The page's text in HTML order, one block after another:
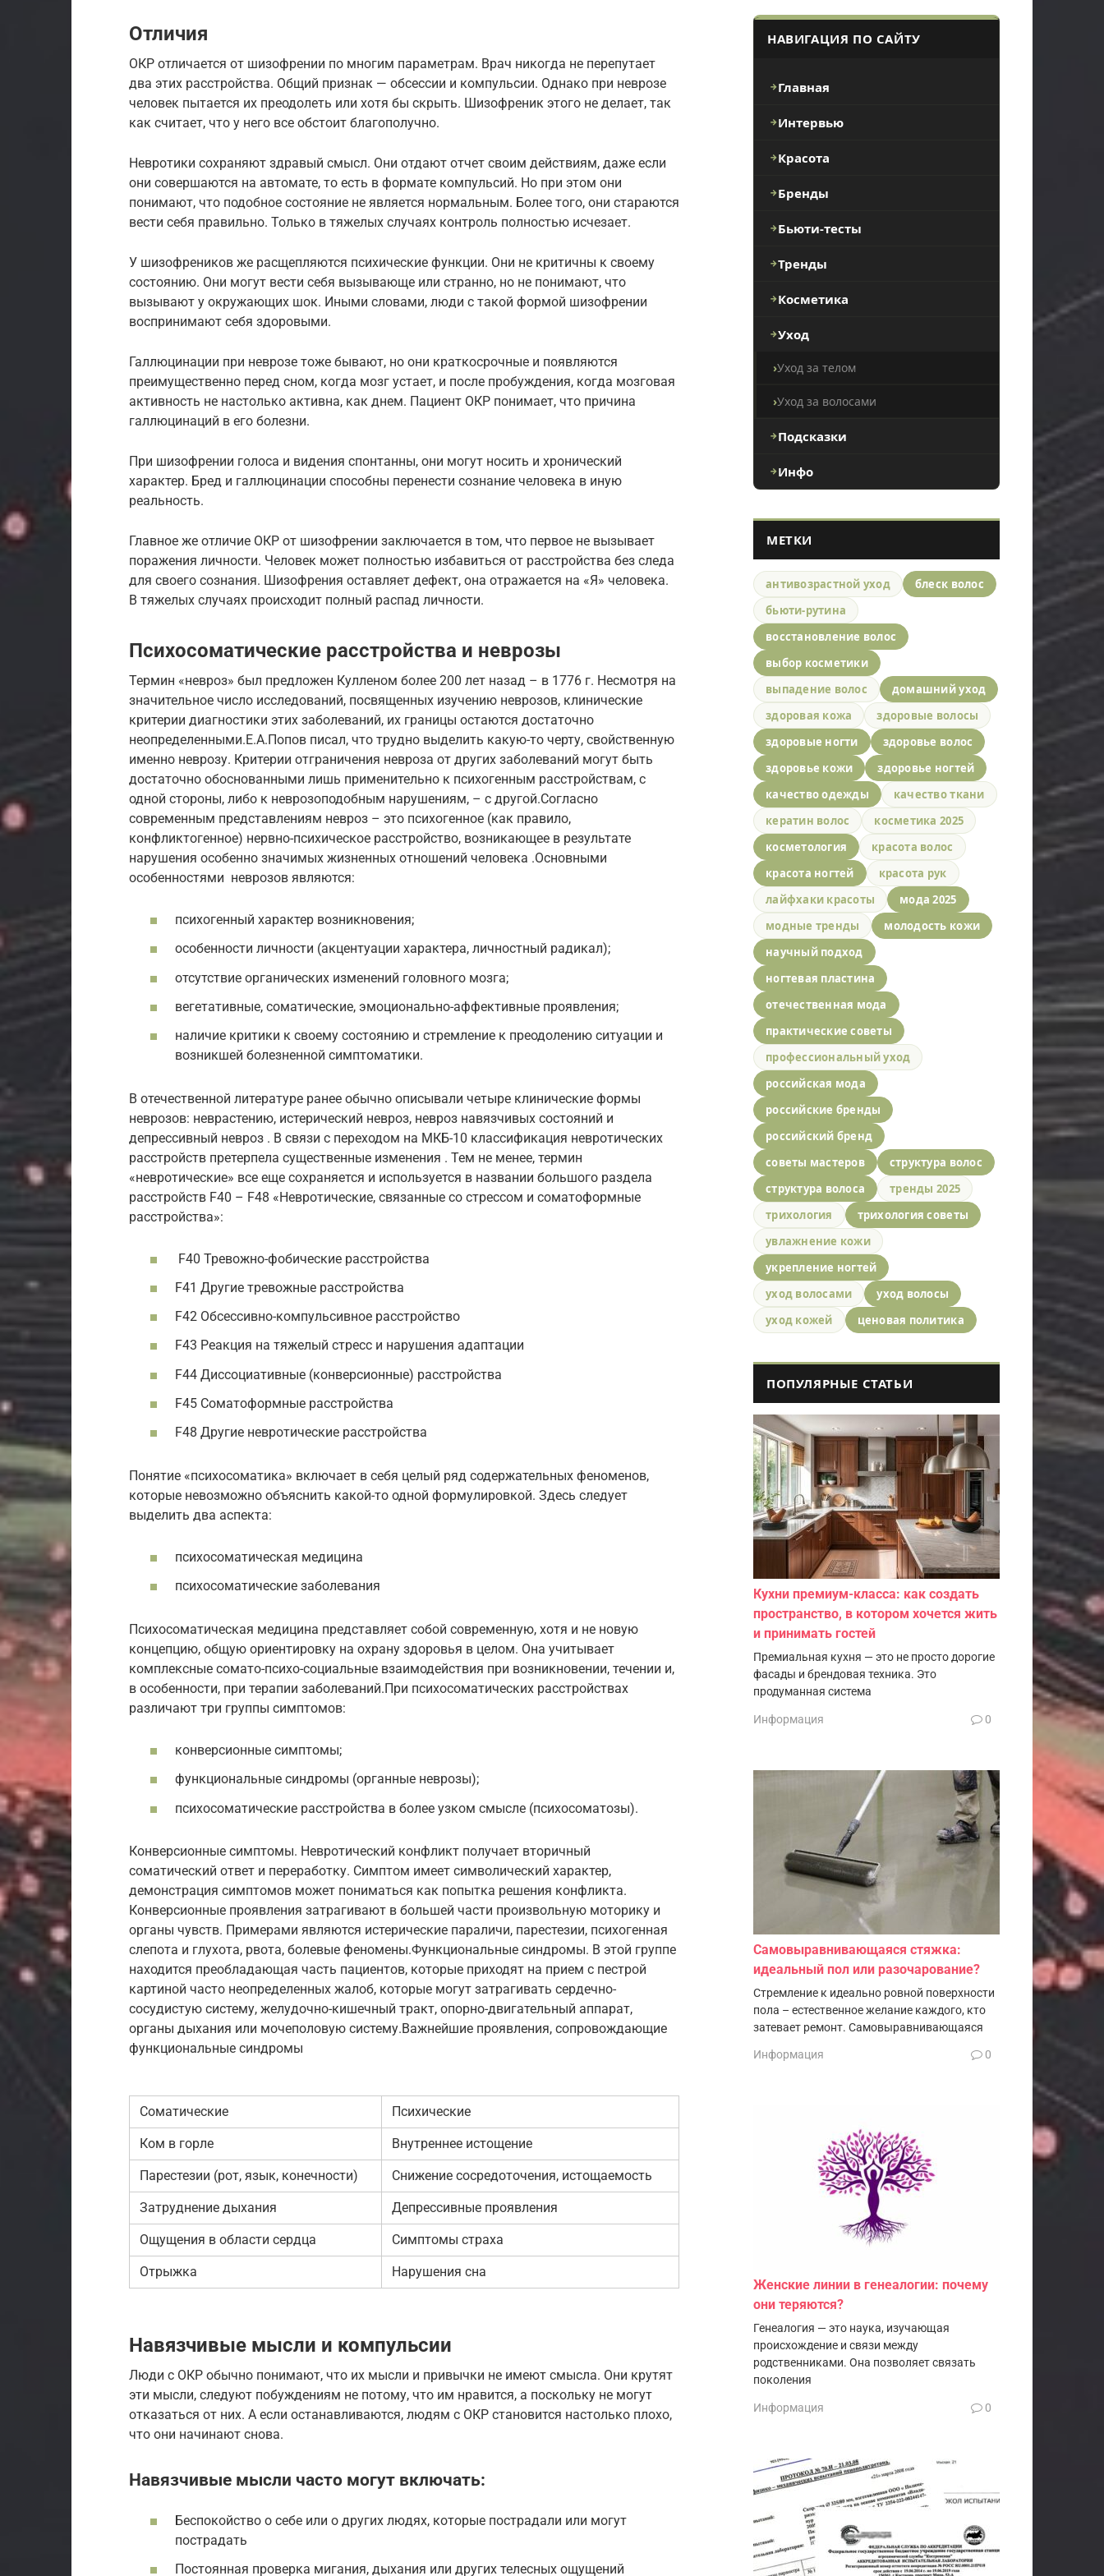
Отличия
ОКР отличается от шизофрении по многим параметрам. Врач никогда не перепутает
два этих расстройства. Общий признак — обсессии и компульсии. Однако при неврозе
человек пытается их преодолеть или хотя бы скрыть. Шизофреник этого не делает, так
как считает, что у него все обстоит благополучно.
Невротики сохраняют здравый смысл. Они отдают отчет своим действиям, даже если
они совершаются на автомате, то есть в формате компульсий. Но при этом они
понимают, что подобное состояние не является нормальным. Более того, они стараются
вести себя правильно. Только в тяжелых случаях контроль полностью исчезает.
У шизофреников же расщепляются психические функции. Они не критичны к своему
состоянию. Они могут вести себя вызывающе или странно, но не понимают, что
вызывают у окружающих шок. Иными словами, люди с такой формой шизофрении
воспринимают себя здоровыми.
Галлюцинации при неврозе тоже бывают, но они краткосрочные и появляются
преимущественно перед сном, когда мозг устает, и после пробуждения, когда мозговая
активность не настолько активна, как днем. Пациент ОКР понимает, что причина
галлюцинаций в его болезни.
При шизофрении голоса и видения спонтанны, они могут носить и хронический
характер. Бред и галлюцинации способны перенести сознание человека в иную
реальность.
Главное же отличие ОКР от шизофрении заключается в том, что первое не вызывает
поражения личности. Человек может полностью избавиться от расстройства без следа
для своего сознания. Шизофрения оставляет дефект, она отражается на «Я» человека.
В тяжелых случаях происходит полный распад личности.
Психосоматические расстройства и неврозы
Термин «невроз» был предложен Кулленом более 200 лет назад – в 1776 г. Несмотря на
значительное число исследований, посвященных изучению неврозов, клинические
критерии диагностики этих заболеваний, их границы остаются достаточно
неопределенными.Е.А.Попов писал, что трудно выделить какую-то черту, свойственную
именно неврозу. Критерии отграничения невроза от других заболеваний могут быть
достаточно обоснованными лишь применительно к психогенным расстройствам, с
одной стороны, либо к неврозоподобным нарушениям, – с другой.Согласно
современным представлениям невроз – это психогенное (как правило,
конфликтогенное) нервно-психическое расстройство, возникающее в результате
нарушения особенно значимых жизненных отношений человека .Основными
особенностями неврозов являются:
психогенный характер возникновения;
особенности личности (акцентуации характера, личностный радикал);
отсутствие органических изменений головного мозга;
вегетативные, соматические, эмоционально-аффективные проявления;
наличие критики к своему состоянию и стремление к преодолению ситуации и
возникшей болезненной симптоматики.
В отечественной литературе ранее обычно описывали четыре клинические формы
неврозов: неврастению, истерический невроз, невроз навязчивых состояний и
депрессивный невроз . В связи с переходом на МКБ-10 классификация невротических
расстройств претерпела существенные изменения . Тем не менее, термин
«невротические» все еще сохраняется и используется в названии большого раздела
расстройств F40 – F48 «Невротические, связанные со стрессом и соматоформные
расстройства»:
F40 Тревожно-фобические расстройства
F41 Другие тревожные расстройства
F42 Обсессивно-компульсивное расстройство
F43 Реакция на тяжелый стресс и нарушения адаптации
F44 Диссоциативные (конверсионные) расстройства
F45 Соматоформные расстройства
F48 Другие невротические расстройства
Понятие «психосоматика» включает в себя целый ряд содержательных феноменов,
которые невозможно объяснить какой-то одной формулировкой. Здесь следует
выделить два аспекта:
психосоматическая медицина
психосоматические заболевания
Психосоматическая медицина представляет собой современную, хотя и не новую
концепцию, общую ориентировку на охрану здоровья в целом. Она учитывает
комплексные сомато-психо-социальные взаимодействия при возникновении, течении и,
в особенности, при терапии заболеваний.При психосоматических расстройствах
различают три группы симптомов:
конверсионные симптомы;
функциональные синдромы (органные неврозы);
психосоматические расстройства в более узком смысле (психосоматозы).
Конверсионные симптомы. Невротический конфликт получает вторичный
соматический ответ и переработку. Симптом имеет символический характер,
демонстрация симптомов может пониматься как попытка решения конфликта.
Конверсионные проявления затрагивают в большей части произвольную моторику и
органы чувств. Примерами являются истерические параличи, парестезии, психогенная
слепота и глухота, рвота, болевые феномены.Функциональные синдромы. В этой группе
находится преобладающая часть пациентов, которые приходят на прием с пестрой
картиной часто неопределенных жалоб, которые могут затрагивать сердечно-
сосудистую систему, желудочно-кишечный тракт, опорно-двигательный аппарат,
органы дыхания или мочеполовую систему.Важнейшие проявления, сопровождающие
функциональные синдромы
Соматические Психические
Ком в горле Внутреннее истощение
Парестезии (рот, язык, конечности) Снижение сосредоточения, истощаемость
Затруднение дыхания Депрессивные проявления
Ощущения в области сердца Симптомы страха
Отрыжка Нарушения сна
Навязчивые мысли и компульсии
Люди с ОКР обычно понимают, что их мысли и привычки не имеют смысла. Они крутят
эти мысли, следуют побуждениям не потому, что им нравится, а поскольку не могут
отказаться от них. А если останавливаются, людям с ОКР становится настолько плохо,
что они начинают снова.
Навязчивые мысли часто могут включать:
Беспокойство о себе или о других людях, которые пострадали или могут
пострадать
Постоянная проверка мигания, дыхания или других телесных ощущений
НАВИГАЦИЯ ПО САЙТУ
Главная
Интервью
Красота
Бренды
Бьюти-тесты
Тренды
Косметика
Уход
Уход за телом
Уход за волосами
Подсказки
Инфо
МЕТКИ
антивозрастной уход
блеск волос
бьюти-рутина
восстановление волос
выбор косметики
выпадение волос
домашний уход
здоровая кожа
здоровые волосы
здоровые ногти
здоровье волос
здоровье кожи
здоровье ногтей
качество одежды
качество ткани
кератин волос
косметика 2025
косметология
красота волос
красота ногтей
красота рук
лайфхаки красоты
мода 2025
модные тренды
молодость кожи
научный подход
ногтевая пластина
отечественная мода
практические советы
профессиональный уход
российская мода
российские бренды
российский бренд
советы мастеров
структура волос
структура волоса
тренды 2025
трихология
трихология советы
увлажнение кожи
укрепление ногтей
уход волосами
уход волосы
уход кожей
ценовая политика
ПОПУЛЯРНЫЕ СТАТЬИ
Кухни премиум-класса: как создать
пространство, в котором хочется жить
и принимать гостей
Премиальная кухня — это не просто дорогие
фасады и брендовая техника. Это
продуманная система
Информация 0
Самовыравнивающаяся стяжка:
идеальный пол или разочарование?
Стремление к идеально ровной поверхности
пола – естественное желание каждого, кто
затевает ремонт. Самовыравнивающаяся
Информация 0
Женские линии в генеалогии: почему
они теряются?
Генеалогия — это наука, изучающая
происхождение и связи между
родственниками. Она позволяет связать
поколения
Информация 0